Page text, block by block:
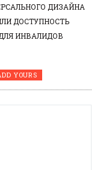
ДИЗАЙНА
ДОСТУПНОСТЬ
ИНВАЛИДОВ
YOURS